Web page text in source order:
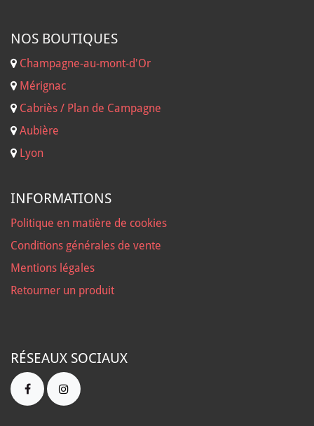
NOS BOUTIQUES
Champagne-au-mont-d'Or
Mérignac
Cabriès / Plan de Campagne
Aubière
Lyon
INFORMATIONS
Politique en matière de cookies
Conditions générales de vente
Mentions légales
Retourner un produit
RÉSEAUX SOCIAUX